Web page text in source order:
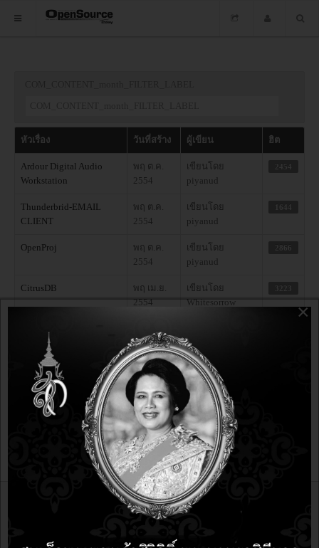
ข่าว
อบรม
DOWNLOAD
DOWNLOAD
หัวเรื่อง วันที่สร้าง ผู้เขียน ฮิต
Ardour Digital Audio
Workstation
พฤ ต.ค.
2554
เขียนโดย
piyanud
2454
Thunderbrid-EMAIL
CLIENT
พฤ ต.ค.
2554
เขียนโดย
piyanud
1644
OpenProj
พฤ ต.ค.
2554
เขียนโดย
piyanud
2866
CitrusDB
พฤ เม.ย.
2554
เขียนโดย
Whitesorrow
3223
2554
Whitesorrow
เริ่มต้น ก่อนหน้า 3 4 6
สุดท้าย
Ubuntu Linux Server
บทความ
ubuntu Linux
×